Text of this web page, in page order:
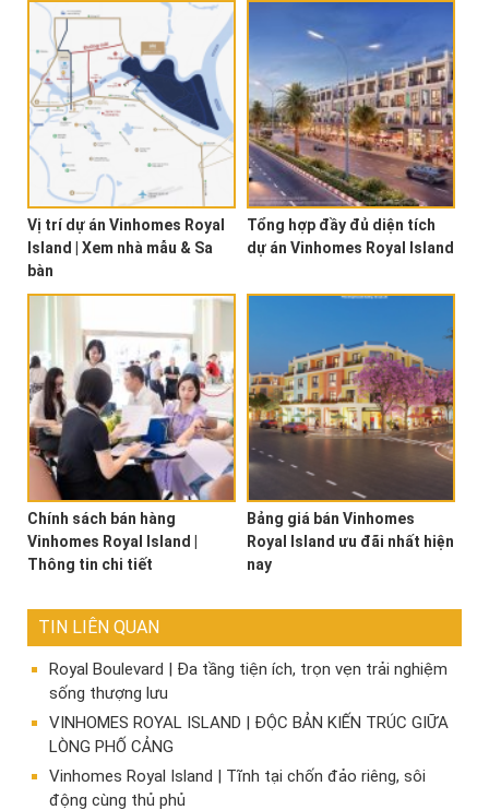
Vị trí dự án Vinhomes Royal
Island | Xem nhà mẫu & Sa
bàn
Tổng hợp đầy đủ diện tích
dự án Vinhomes Royal Island
Chính sách bán hàng
Vinhomes Royal Island |
Thông tin chi tiết
Bảng giá bán Vinhomes
Royal Island ưu đãi nhất hiện
nay
TIN LIÊN QUAN
Royal Boulevard | Đa tầng tiện ích, trọn vẹn trải nghiệm
sống thượng lưu
VINHOMES ROYAL ISLAND | ĐỘC BẢN KIẾN TRÚC GIỮA
LÒNG PHỐ CẢNG
Vinhomes Royal Island | Tĩnh tại chốn đảo riêng, sôi
động cùng thủ phủ